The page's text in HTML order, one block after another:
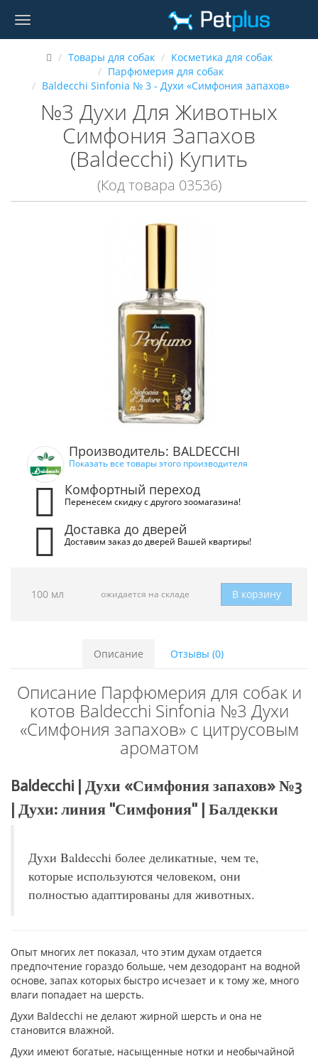
Товары для собак
Косметика для собак
Парфюмерия для собак
Baldecchi Sinfonia № 3 - Духи «Симфония запахов»
№3 Духи Для Животных
Симфония Запахов
(Baldecchi) Купить
(Код товара 03536)
Производитель: BALDECCHI
Показать все товары этого производителя
Комфортный переход
Перенесем скидку с другого зоомагазина!
Доставка до дверей
Доставим заказ до дверей Вашей квартиры!
100 мл ожидается на складе В корзину
Описание Отзывы (0)
Описание Парфюмерия для собак и
котов Baldecchi Sinfonia №3 Духи
«Симфония запахов» с цитрусовым
ароматом
Baldecchi | Духи «Симфония запахов» №3
| Духи: линия ''Симфония'' | Балдекки
Духи Baldecchi более деликатные, чем те,
которые используются человеком, они
полностью адаптированы для животных.
Опыт многих лет показал, что этим духам отдается
предпочтение гораздо больше, чем дезодорант на водной
основе, запах которых быстро исчезает и к тому же, много
влаги попадает на шерсть.
Духи Baldecchi не делают жирной шерсть и она не
становится влажной.
Духи имеют богатые, насыщенные нотки и необычайной